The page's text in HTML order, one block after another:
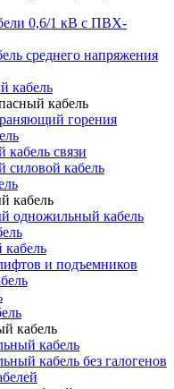
0,6/1 кВ с ПВХ-
среднего напряжения
кабель
кабель
горения
кабель связи
силовой кабель
кабель
одножильный кабель
и подъемников
кабель
кабель
кабель без галогенов